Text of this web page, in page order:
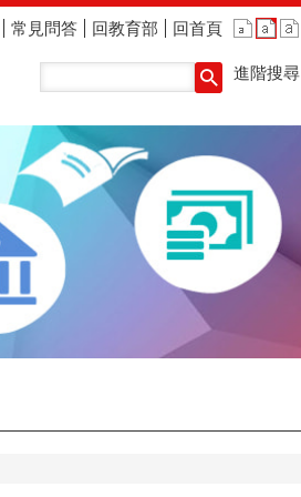
常見問答 回教育部 回首頁
進階搜尋